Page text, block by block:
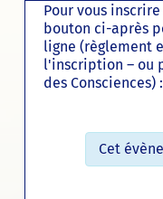
Pour vous
bouton ci-après
ligne (règlement
l'inscription – ou
des Consciences) :
Cet